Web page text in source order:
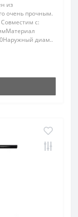
из
очень прочным.
с:
диам..